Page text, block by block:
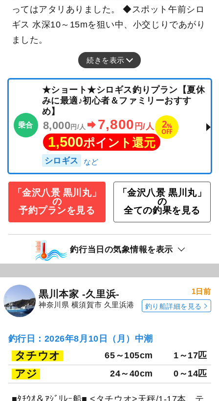
ってはアタリありました。 ◆スポット午前シロ
ギス 水深10～15mを狙い中、小交じりであがり
ました。
続きを表示
乗合
★ショート★シロギス釣りプラン【夏休
みに最適♪初心者＆ファミリーおすす
め】
8,000 円/人 7,800 円/人 2%
OFF
1,500ポイント還元
シロギス
「金沢八景 黒川丸」
の
予約プランを見る
「金沢八景 黒川丸」
の
全ての釣果を見る
釣行当日の気象情報を表示
黒川本家 -久里浜-
神奈川県 横須賀市 久里浜港
1日前
釣り船詳細を見る
釣行日：2026年8月10日（月）中潮
タチウオ 65～105cm 1～17匹
アジ 24～40cm 0～14匹
■ﾀﾁｳｵ＆ｱｼﾞﾘﾚｰ船■ <タチウオ>天秤/1-17本。テ